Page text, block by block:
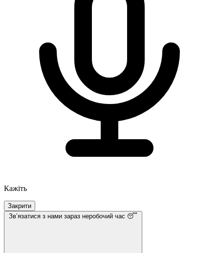
Кажіть
Закрити
Звʼязатися з нами зараз неробочий час 😴